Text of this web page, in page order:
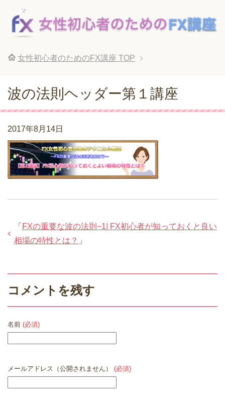
女性初心者のためのFX講座 TOP
波の法則ヘッダー第１講座
2017年8月14日
「 FXの重要な波の法則−1| FX初心者が知っておくと良い
相場の特性とは？ 」
コメントを残す
名前 (必須)
メールアドレス（公開されません） (必須)